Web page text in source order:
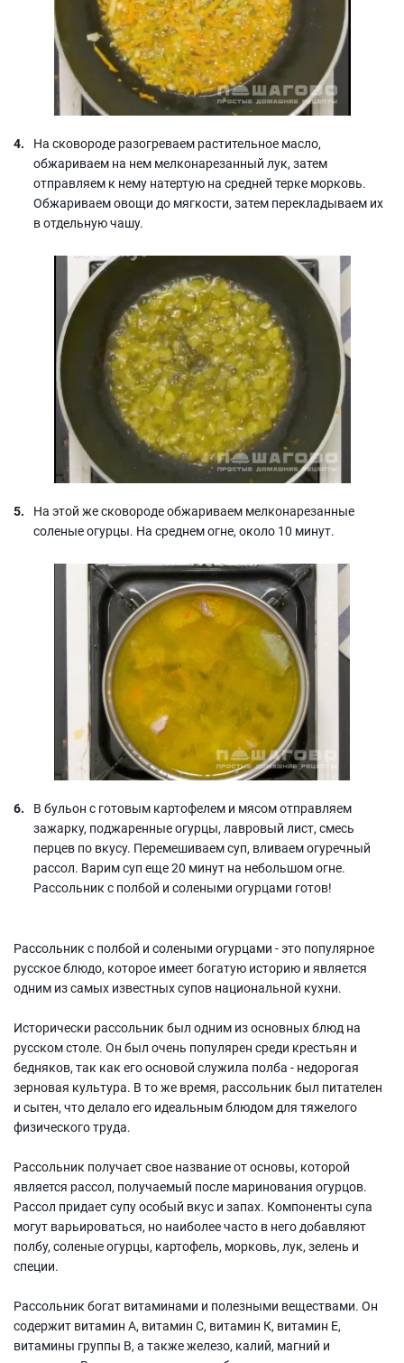
На сковороде разогреваем растительное масло,
обжариваем на нем мелконарезанный лук, затем
отправляем к нему натертую на средней терке морковь.
Обжариваем овощи до мягкости, затем перекладываем их
в отдельную чашу.
На этой же сковороде обжариваем мелконарезанные
соленые огурцы. На среднем огне, около 10 минут.
В бульон с готовым картофелем и мясом отправляем
зажарку, поджаренные огурцы, лавровый лист, смесь
перцев по вкусу. Перемешиваем суп, вливаем огуречный
рассол. Варим суп еще 20 минут на небольшом огне.
Рассольник с полбой и солеными огурцами готов!
Рассольник с полбой и солеными огурцами - это популярное
русское блюдо, которое имеет богатую историю и является
одним из самых известных супов национальной кухни.
Исторически рассольник был одним из основных блюд на
русском столе. Он был очень популярен среди крестьян и
бедняков, так как его основой служила полба - недорогая
зерновая культура. В то же время, рассольник был питателен
и сытен, что делало его идеальным блюдом для тяжелого
физического труда.
Рассольник получает свое название от основы, которой
является рассол, получаемый после маринования огурцов.
Рассол придает супу особый вкус и запах. Компоненты супа
могут варьироваться, но наиболее часто в него добавляют
полбу, соленые огурцы, картофель, морковь, лук, зелень и
специи.
Рассольник богат витаминами и полезными веществами. Он
содержит витамин А, витамин С, витамин К, витамин Е,
витамины группы В, а также железо, калий, магний и